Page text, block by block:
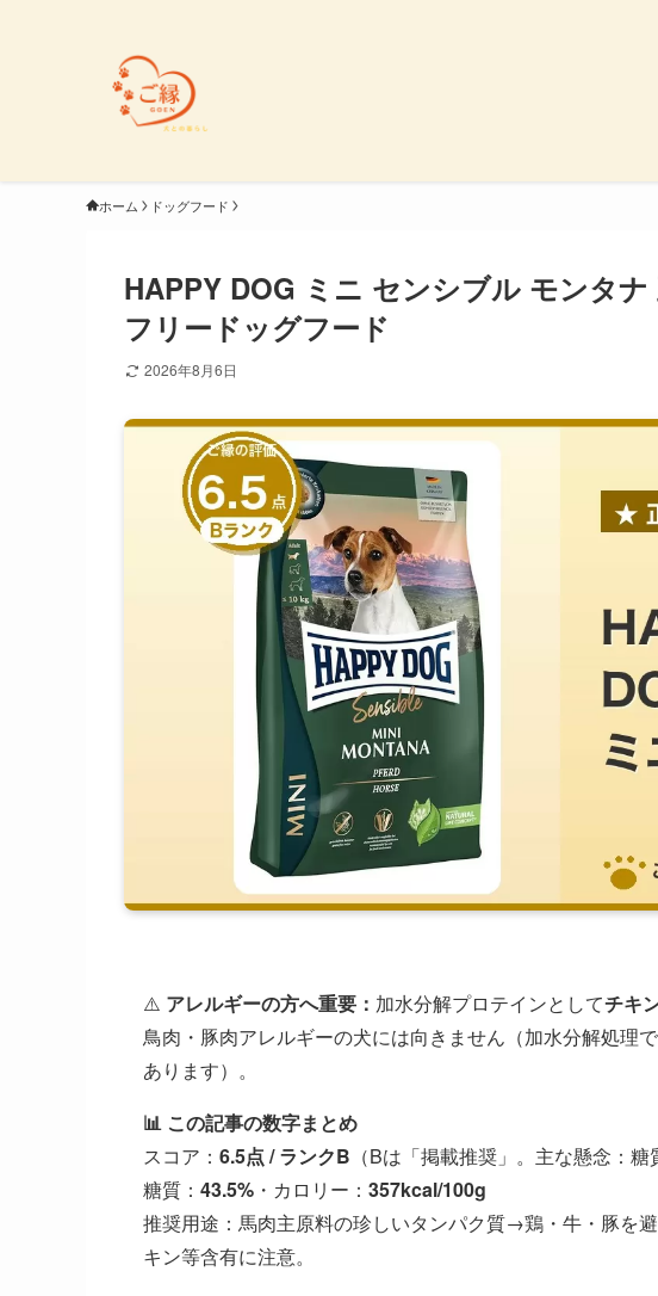
ホーム ドッグフード
HAPPY DOG ミニ センシブル モンタ
フリードッグフード
2026年8月6日
⚠️ アレルギーの方へ重要： 加水分解プロテインとしてチキ
鳥肉・豚肉アレルギーの犬には向きません（加水分解処理
あります）。
📊 この記事の数字まとめ
スコア： 6.5点 / ランクB （Bは「掲載推奨」。主な懸念：糖
糖質： 43.5% ・カロリー： 357kcal/100g
推奨用途：馬肉主原料の珍しいタンパク質→鶏・牛・豚を
キン等含有に注意。